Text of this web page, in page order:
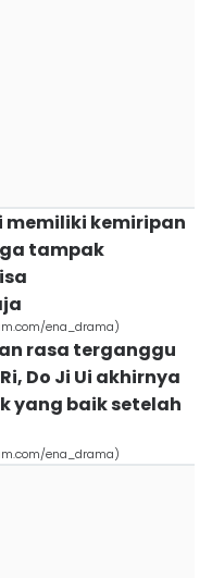
memiliki kemiripan
tampak
ena_drama)
rasa terganggu
Do Ji Ui akhirnya
yang baik setelah
ena_drama)